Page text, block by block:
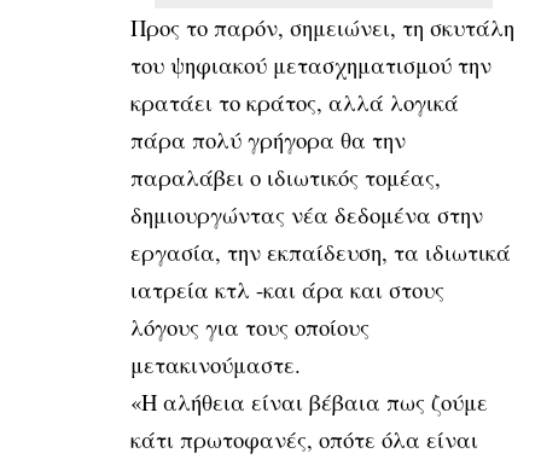
Προς το παρόν, σημειώνει, τη σκυτάλη
του ψηφιακού μετασχηματισμού την
κρατάει το κράτος, αλλά λογικά
πάρα πολύ γρήγορα θα την
παραλάβει ο ιδιωτικός τομέας,
δημιουργώντας νέα δεδομένα στην
εργασία, την εκπαίδευση, τα ιδιωτικά
ιατρεία κτλ -και άρα και στους
λόγους για τους οποίους
μετακινούμαστε.
«Η αλήθεια είναι βέβαια πως ζούμε
κάτι πρωτοφανές, οπότε όλα είναι